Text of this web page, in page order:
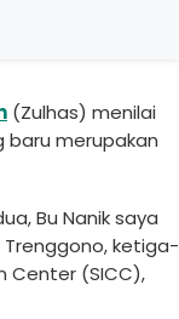
(Zulhas) menilai
baru merupakan
Bu Nanik saya
Trenggono, ketiga-
Center (SICC),